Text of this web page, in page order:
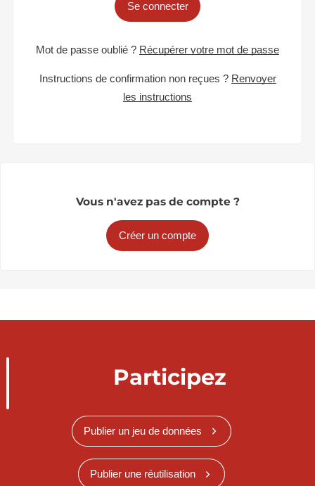
Se connecter
Mot de passe oublié ? Récupérer votre mot de passe
Instructions de confirmation non reçues ? Renvoyer
les instructions
Vous n'avez pas de compte ?
Créer un compte
Participez
Publier un jeu de données
Publier une réutilisation